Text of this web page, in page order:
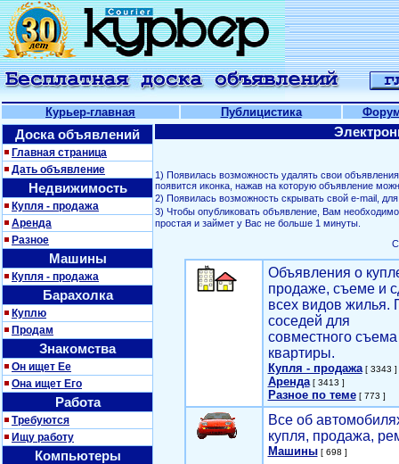
Курьер-главная Публицистика
Доска объявлений
Главная страница
Дать объявление
Недвижимость
Купля - продажа
Аренда
Разное
Машины
Купля - продажа
Барахолка
Куплю
Продам
Знакомства
Он ищет Ее
Она ищет Его
Работа
Требуются
Ищу работу
Компьютеры
1) Появилась возможность удалять свои
появится иконка, нажав на которую объявление
2) Появилась возможность скрывать свой е-mail,
3) Чтобы опубликовать объявление, Вам
простая и займет у Вас не больше 1 минуты.
Объявления о
продаже, съеме и
всех видов жилья.
соседей для
совместного съема
квартиры.
Купля - продажа[ 3343 ]
Аренда[ 3413 ]
Разное по теме[ 773 ]
Все об
купля, продажа,
Машины[ 698 ]